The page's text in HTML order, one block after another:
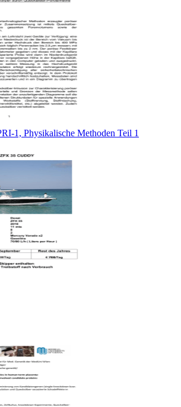
1, Physikalische Methoden Teil 1